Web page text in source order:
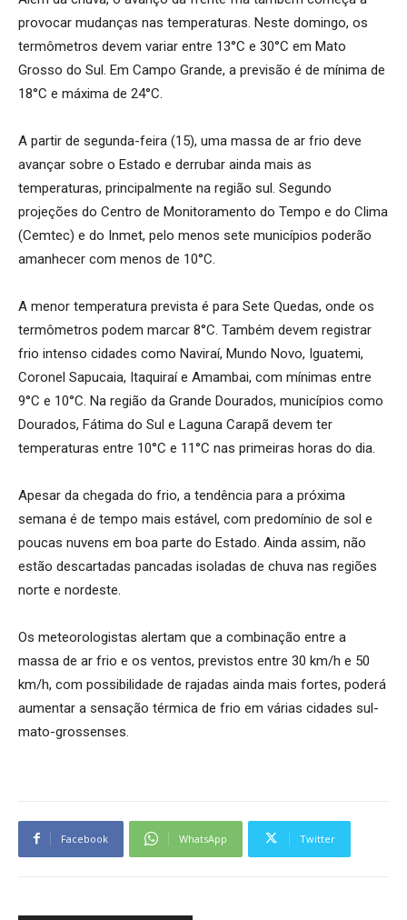
provocar mudanças nas temperaturas. Neste domingo, os
termômetros devem variar entre 13°C e 30°C em Mato
Grosso do Sul. Em Campo Grande, a previsão é de mínima de
18°C e máxima de 24°C.
A partir de segunda-feira (15), uma massa de ar frio deve
avançar sobre o Estado e derrubar ainda mais as
temperaturas, principalmente na região sul. Segundo
projeções do Centro de Monitoramento do Tempo e do Clima
(Cemtec) e do Inmet, pelo menos sete municípios poderão
amanhecer com menos de 10°C.
A menor temperatura prevista é para Sete Quedas, onde os
termômetros podem marcar 8°C. Também devem registrar
frio intenso cidades como Naviraí, Mundo Novo, Iguatemi,
Coronel Sapucaia, Itaquiraí e Amambai, com mínimas entre
9°C e 10°C. Na região da Grande Dourados, municípios como
Dourados, Fátima do Sul e Laguna Carapã devem ter
temperaturas entre 10°C e 11°C nas primeiras horas do dia.
Apesar da chegada do frio, a tendência para a próxima
semana é de tempo mais estável, com predomínio de sol e
poucas nuvens em boa parte do Estado. Ainda assim, não
estão descartadas pancadas isoladas de chuva nas regiões
norte e nordeste.
Os meteorologistas alertam que a combinação entre a
massa de ar frio e os ventos, previstos entre 30 km/h e 50
km/h, com possibilidade de rajadas ainda mais fortes, poderá
aumentar a sensação térmica de frio em várias cidades sul-
mato-grossenses.
Facebook WhatsApp Twitter